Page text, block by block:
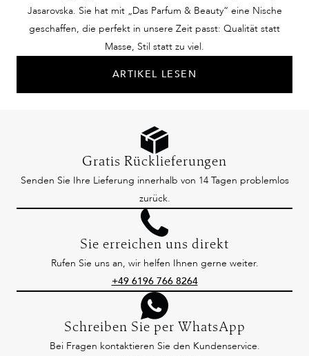
Jasarovska. Sie hat mit „Das Parfum & Beauty“ eine Nische
geschaffen, die perfekt in unsere Zeit passt: Qualität statt
Masse, Stil statt zu viel.
ARTIKEL LESEN
Gratis Rücklieferungen
Senden Sie Ihre Lieferung innerhalb von 14 Tagen problemlos
zurück.
Sie erreichen uns direkt
Rufen Sie uns an, wir helfen Ihnen gerne weiter.
+49 6196 766 8264
Schreiben Sie per WhatsApp
Bei Fragen kontaktieren Sie den Kundenservice.